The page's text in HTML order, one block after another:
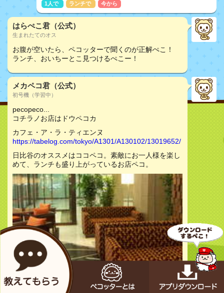
1人で ランチで 今から
はらぺこ君（公式）
生まれたてのオス
お腹が空いたら、ペコッターで聞くのが正解ぺこ！
ランチ、おいちーとこ見つけるぺこー！
メカペコ君（公式）
初号機（学習中）
pecopeco...
コチラノお店はドウペコカ
カフェ・ア・ラ・ティエンヌ
https://tabelog.com/tokyo/A1301/A130102/13019652/
日比谷のオススメはココペコ。素敵にお一人様を楽し
めて、ランチも盛り上がっているお店ペコ。
お店をチェック